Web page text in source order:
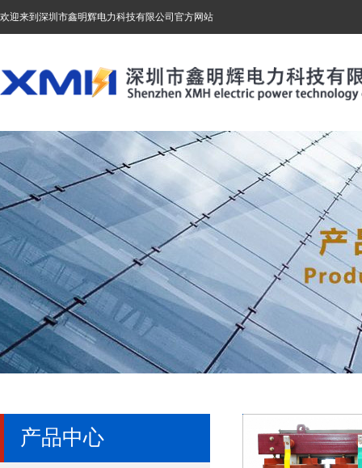
欢迎来到深圳市鑫明辉电力科技有限公司官方网站
产品中心